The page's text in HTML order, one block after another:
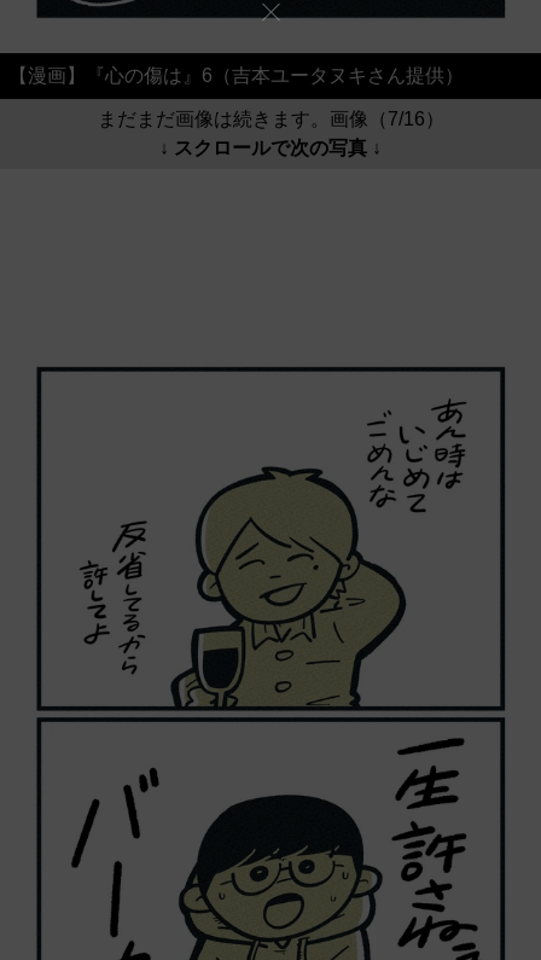
【漫画】『心の傷は』6（吉本ユータヌキさん提供）
まだまだ画像は続きます。画像（7/16）
↓ スクロールで次の写真 ↓